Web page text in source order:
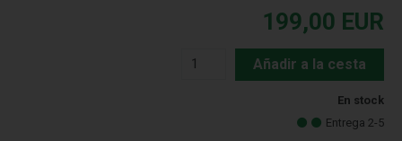
199,00 EUR
Añadir a la cesta
En stock
Entrega 2-5